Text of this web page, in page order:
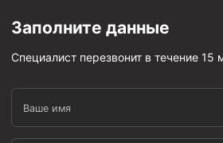
Фонтанная и запорная арматура
Оборудование для
Заполните данные
Специалист перезвонит в течение 15
Ваше имя